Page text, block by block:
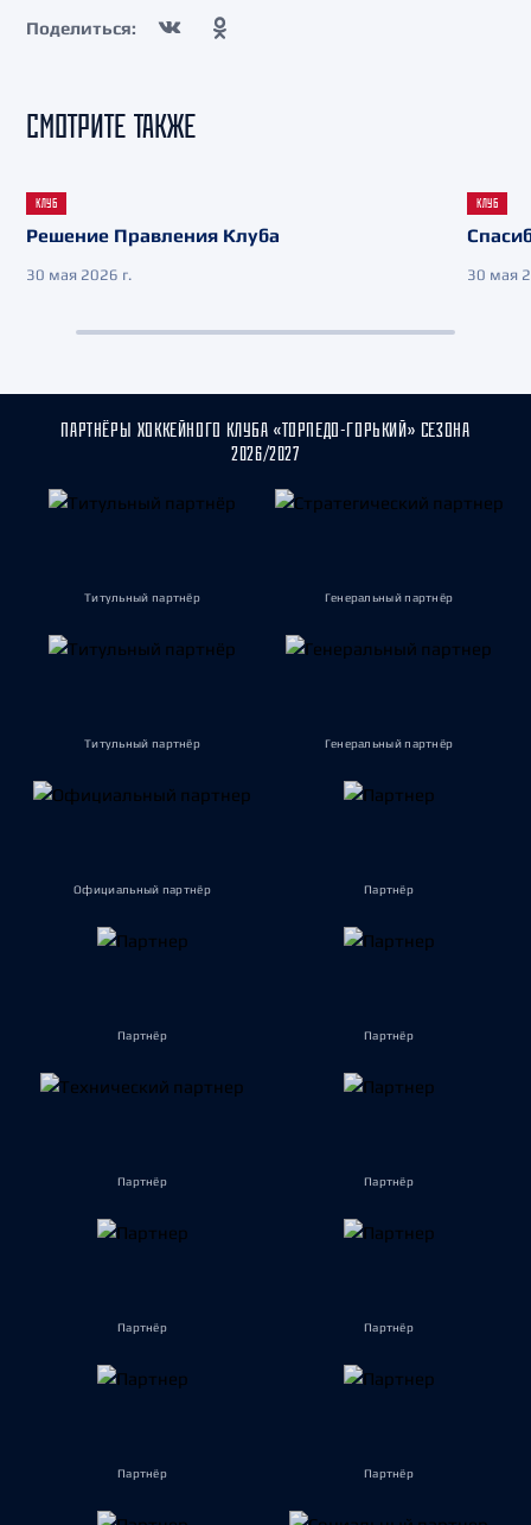
Поделиться:
СМОТРИТЕ ТАКЖЕ
КЛУБ
Решение Правления Клуба
30 мая 2026 г.
КЛУБ
30 мая
ПАРТНЁРЫ ХОККЕЙНОГО КЛУБА «ТОРПЕДО-ГОРЬКИЙ» СЕЗОНА
2026/2027
Титульный партнёр Генеральный партнёр
Титульный партнёр Генеральный партнёр
Официальный партнёр Партнёр
Партнёр Партнёр
Партнёр Партнёр
Партнёр Партнёр
Партнёр Партнёр